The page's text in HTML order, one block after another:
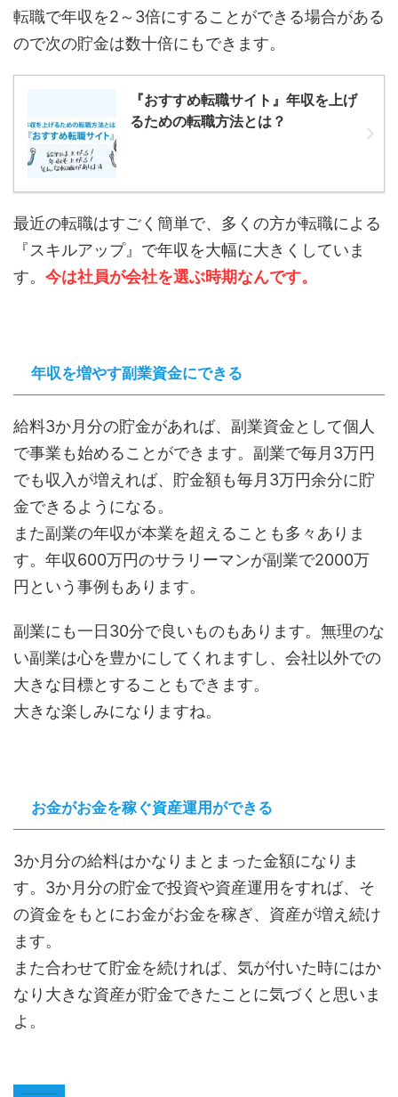
転職で年収を2～3倍にすることができる場合がある
ので次の貯金は数十倍にもできます。
『おすすめ転職サイト』年収を上げ
るための転職方法とは？
最近の転職はすごく簡単で、多くの方が転職による
『スキルアップ』で年収を大幅に大きくしていま
す。 今は社員が会社を選ぶ時期なんです。
年収を増やす副業資金にできる
給料3か月分の貯金があれば、副業資金として個人
で事業も始めることができます。副業で毎月3万円
でも収入が増えれば、貯金額も毎月3万円余分に貯
金できるようになる。
また副業の年収が本業を超えることも多々ありま
す。年収600万円のサラリーマンが副業で2000万
円という事例もあります。
副業にも一日30分で良いものもあります。無理のな
い副業は心を豊かにしてくれますし、会社以外での
大きな目標とすることもできます。
大きな楽しみになりますね。
お金がお金を稼ぐ資産運用ができる
3か月分の給料はかなりまとまった金額になりま
す。3か月分の貯金で投資や資産運用をすれば、そ
の資金をもとにお金がお金を稼ぎ、資産が増え続け
ます。
また合わせて貯金を続ければ、気が付いた時にはか
なり大きな資産が貯金できたことに気づくと思いま
よ。